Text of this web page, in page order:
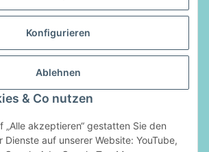
Konfigurieren
Ablehnen
& Co nutzen
„Alle akzeptieren“ gestatten Sie den
Dienste auf unserer Website: YouTube,